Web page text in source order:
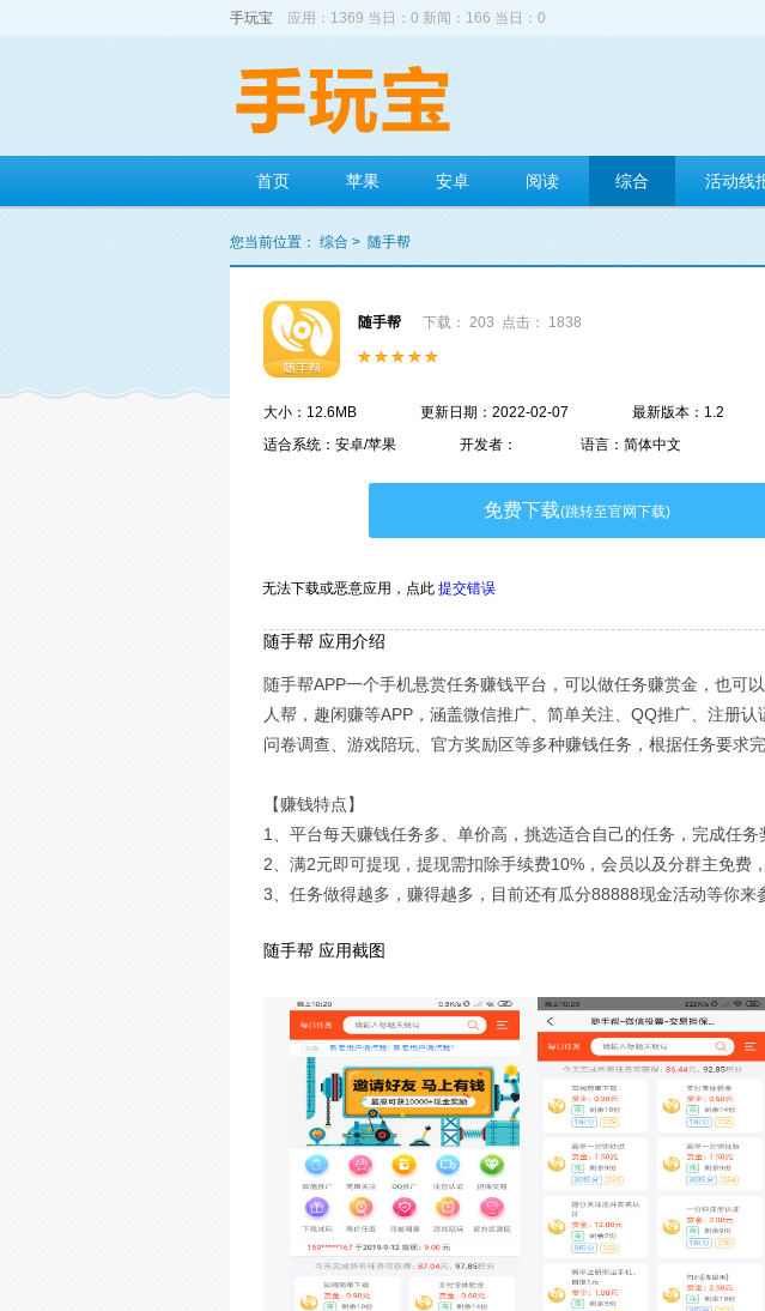
手玩宝 应用：1369 当日：0 新闻：166 当日：0
首页 苹果 安卓 阅读 综合 活动线
您当前位置： 综合 > 随手帮
随手帮 下载： 203 点击： 1838
大小：12.6MB 更新日期：2022-02-07
最新版本：1.2
适合系统：安卓/苹果
开发者： 语言：简体中文
免费下载(跳转至官网下载)
无法下载或恶意应用， 点此 提交错误
随手帮 应用介绍
随手帮APP一个手机悬赏任务赚钱平台，可以做任务赚赏金，也可
人帮，趣闲赚等APP，涵盖微信推广、简单关注、QQ推广、注册认
问卷调查、游戏陪玩、官方奖励区等多种赚钱任务，根据任务要求
【赚钱特点】
1、平台每天赚钱任务多、单价高，挑选适合自己的任务，完成任
2、满2元即可提现，提现需扣除手续费10%，会员以及分群主免费
3、任务做得越多，赚得越多，目前还有瓜分88888现金活动等你来
随手帮 应用截图